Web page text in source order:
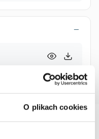
O plikach cookies